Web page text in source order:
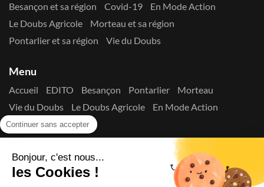
Continuer sans accepter
Bonjour, c'est nous...
les Cookies !
Besançon et sa région Covid-19
En Mode Action
Le Doubs Agricole
Morteau et sa région
Pontarlier et sa région
Vie du Doubs
Menu
Accueil EDITO Besançon Pontarlier
Morteau
Vie du Doubs
Le Doubs Agricole
En Mode Action
Contactez-nous !
Suivez-nous sur les réseaux